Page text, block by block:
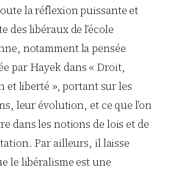
la réflexion puissante et
des libéraux de l’école
notamment la pensée
par Hayek dans « Droit,
et liberté », portant sur les
leur évolution, et ce que l’on
dans les notions de lois et de
Par ailleurs, il laisse
le libéralisme est une